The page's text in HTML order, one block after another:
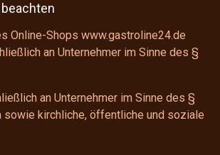
Online-Shops www.gastroline24.de
an Unternehmer im Sinne des §
an Unternehmer im Sinne des §
sowie kirchliche, öffentliche und soziale